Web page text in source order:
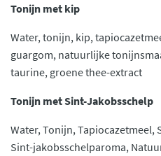
Tonijn met kip
Water, tonijn, kip,
guargom, natuurlijke
taurine, groene thee-extract
Tonijn met Sint-Jakobsschelp
Water, Tonijn,
Sint-jakobsschelparoma,